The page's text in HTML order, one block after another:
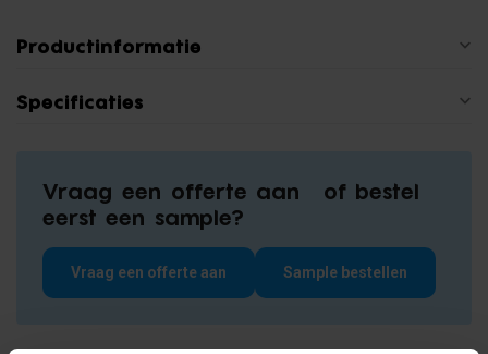
Productinformatie
Specificaties
Vraag een offerte aan of bestel
eerst een sample?
Vraag een offerte aan Sample bestellen